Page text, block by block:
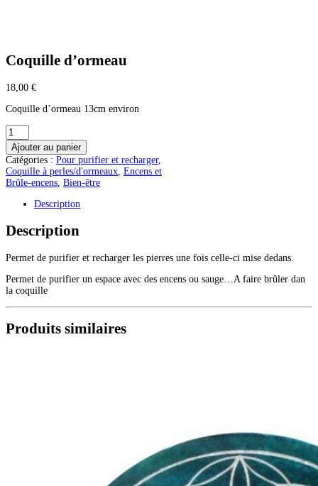
Coquille d’ormeau
18,00 €
Coquille d’ormeau 13cm environ
quantité
de
Coquille
d'ormeau
Ajouter au panier
Catégories : Pour purifier et recharger,
Coquille à perles/d'ormeaux Encens et
Brûle-encens Bien-être
Description
Description
Permet de purifier et recharger les pierres une fois celle-ci mise dedans.
Permet de purifier un espace avec des encens ou sauge…A faire brûler dan
la coquille
Produits similaires